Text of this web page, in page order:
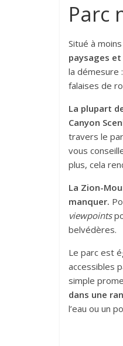
Parc
Situé à
paysages
la démesure
falaises de
La plupart
Canyon
travers le
vous
plus, cela
La Zion-
manquer.
viewpoints
belvédères.
Le parc est
accessibles
simple
dans une
l’eau ou un